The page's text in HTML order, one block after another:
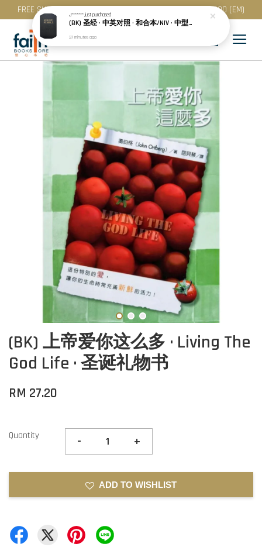
FREE SHIPPING for purchase above RM 200 (WM) / RM 300 (EM)
(BK) 上帝爱你这么多 · Living The
God Life · 圣诞礼物书
RM 27.20
Quantity - +
ADD TO WISHLIST
J*******just purchased
(BK) 圣经 · 中英对照 · 和合本/NIV · 中型装 · 黑色精装 · 简体 · NIV/CUNPSS53DI
37 minutes ago